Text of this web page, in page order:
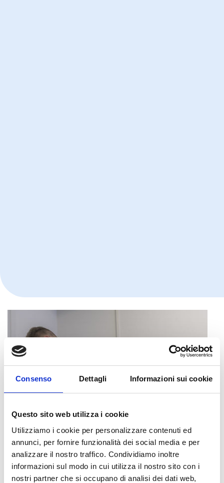
Consenso Dettagli Informazioni sui cookie
Questo sito web utilizza i cookie
Utilizziamo i cookie per personalizzare contenuti ed
annunci, per fornire funzionalità dei social media e per
analizzare il nostro traffico. Condividiamo inoltre
informazioni sul modo in cui utilizza il nostro sito con i
nostri partner che si occupano di analisi dei dati web,